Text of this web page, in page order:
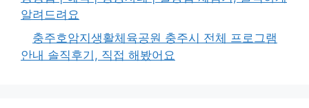
알려드려요
충주호암지생활체육공원 충주시 전체 프로그램
안내 솔직후기, 직접 해봤어요